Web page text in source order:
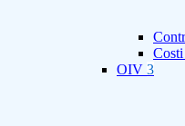
OIV 3